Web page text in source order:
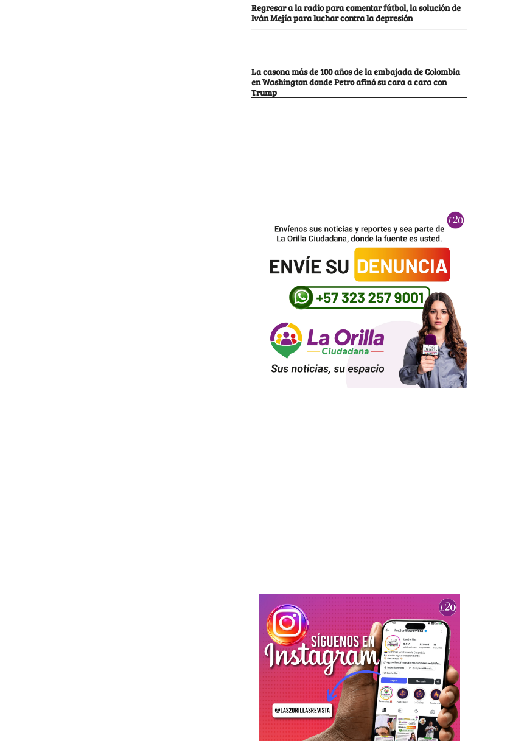
Regresar a la radio para comentar fútbol, la solución de
Iván Mejía para luchar contra la depresión
La casona más de 100 años de la embajada de Colombia
en Washington donde Petro afinó su cara a cara con
Trump